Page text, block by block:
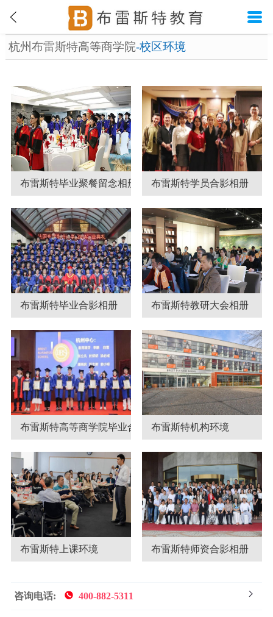
杭州布雷斯特高等商学院-校区环境
布雷斯特毕业聚餐留念相册 布雷斯特学员合影相册
布雷斯特毕业合影相册 布雷斯特教研大会相册
布雷斯特高等商学院毕业合影相册布雷斯特机构环境
布雷斯特上课环境 布雷斯特师资合影相册
咨询电话: 400-882-5311